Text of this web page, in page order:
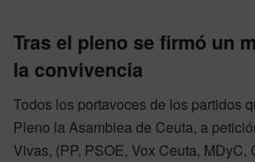
Tras el pleno se firmó un
la convivencia
Todos los portavoces de los partidos
Pleno la Asamblea de Ceuta, a
Vivas, (PP, PSOE, Vox Ceuta, MDyC,